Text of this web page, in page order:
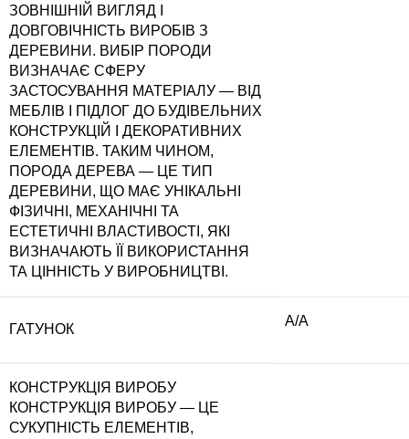
ЗОВНІШНІЙ ВИГЛЯД І
ДОВГОВІЧНІСТЬ ВИРОБІВ З
ДЕРЕВИНИ. ВИБІР ПОРОДИ
ВИЗНАЧАЄ СФЕРУ
ЗАСТОСУВАННЯ МАТЕРІАЛУ — ВІД
МЕБЛІВ І ПІДЛОГ ДО БУДІВЕЛЬНИХ
КОНСТРУКЦІЙ І ДЕКОРАТИВНИХ
ЕЛЕМЕНТІВ. ТАКИМ ЧИНОМ,
ПОРОДА ДЕРЕВА — ЦЕ ТИП
ДЕРЕВИНИ, ЩО МАЄ УНІКАЛЬНІ
ФІЗИЧНІ, МЕХАНІЧНІ ТА
ЕСТЕТИЧНІ ВЛАСТИВОСТІ, ЯКІ
ВИЗНАЧАЮТЬ ЇЇ ВИКОРИСТАННЯ
ТА ЦІННІСТЬ У ВИРОБНИЦТВІ.
ГАТУНОК
А/А
КОНСТРУКЦІЯ ВИРОБУ
КОНСТРУКЦІЯ ВИРОБУ — ЦЕ
СУКУПНІСТЬ ЕЛЕМЕНТІВ,